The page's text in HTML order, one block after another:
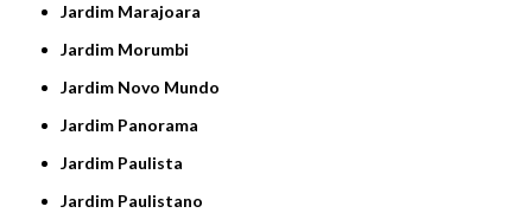
Jardim Marajoara
Jardim Morumbi
Jardim Novo Mundo
Jardim Panorama
Jardim Paulista
Jardim Paulistano